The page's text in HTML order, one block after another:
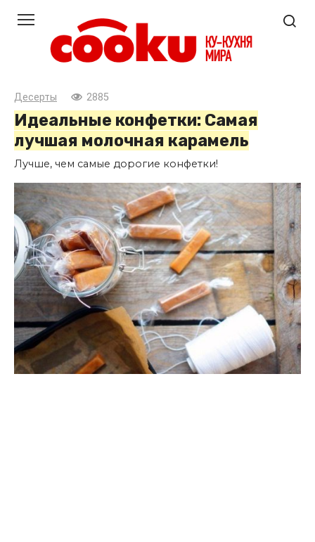
контенту
Десерты 2885
Идеальные конфетки: Самая
лучшая молочная карамель
Лучше, чем самые дорогие конфетки!